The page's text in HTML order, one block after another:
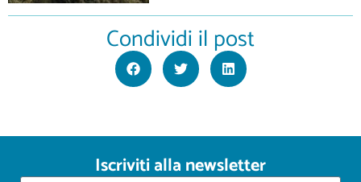
Condividi il post
Iscriviti alla newsletter